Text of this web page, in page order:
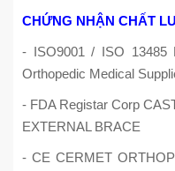
CHỨNG NHẬN CHẤT
- ISO9001 / ISO 13485
Orthopedic Medical
- FDA Registar Corp
EXTERNAL BRACE
- CE CERMET